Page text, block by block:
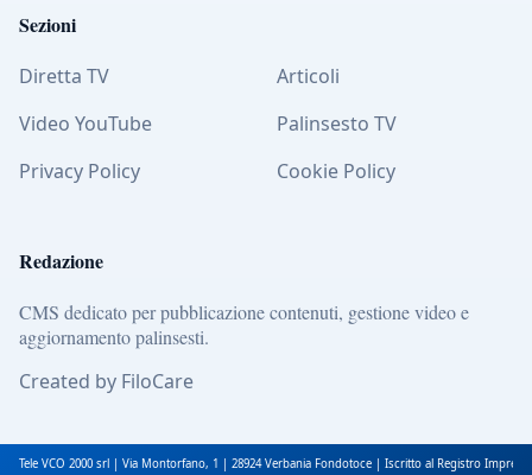
Sezioni
Diretta TV
Articoli
Video YouTube
Palinsesto TV
Privacy Policy
Cookie Policy
Redazione
CMS dedicato per pubblicazione contenuti, gestione video e
aggiornamento palinsesti.
Created by FiloCare
Tele VCO 2000 srl | Via Montorfano, 1 | 28924 Verbania Fondotoce | Iscritto al Registro Imprese